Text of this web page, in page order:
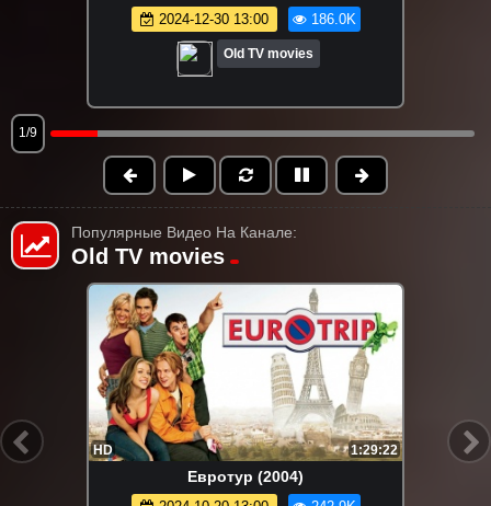
2024-12-30 13:00 186.0K
Old TV movies
1/9
Популярные Видео На Канале:
Old TV movies
HD 8:53:50
Коломбо 4 сезон (1-6 серии)